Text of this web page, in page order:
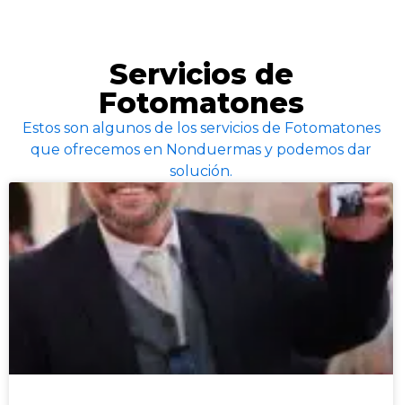
Servicios de
Fotomatones
Estos son algunos de los servicios de Fotomatones
que ofrecemos en Nonduermas y podemos dar
solución.